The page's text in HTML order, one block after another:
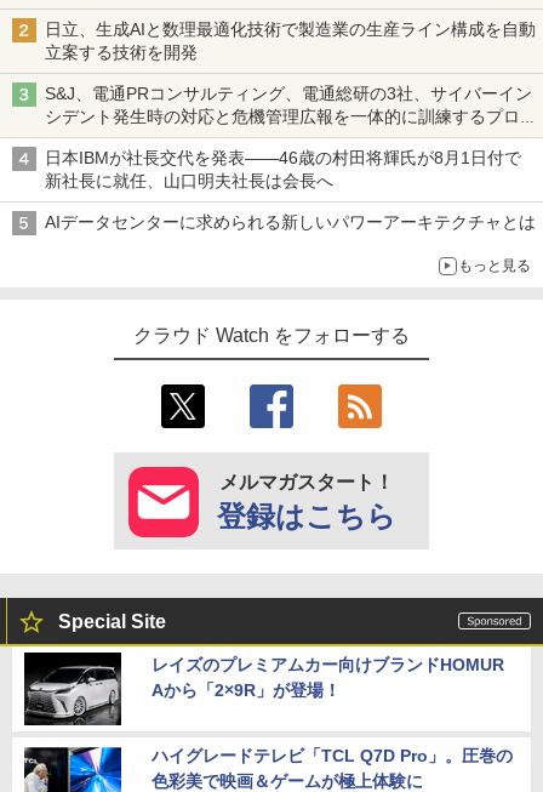
日立、生成AIと数理最適化技術で製造業の生産ライン構成を自動
立案する技術を開発
S&J、電通PRコンサルティング、電通総研の3社、サイバーイン
シデント発生時の対応と危機管理広報を一体的に訓練するプログ
ラムを提供
日本IBMが社長交代を発表――46歳の村田将輝氏が8月1日付で
新社長に就任、山口明夫社長は会長へ
AIデータセンターに求められる新しいパワーアーキテクチャとは
もっと見る
クラウド Watch をフォローする
メルマガスタート！
登録はこちら
Special Site
レイズのプレミアムカー向けブランドHOMUR
Aから「2×9R」が登場！
ハイグレードテレビ「TCL Q7D Pro」。圧巻の
色彩美で映画＆ゲームが極上体験に